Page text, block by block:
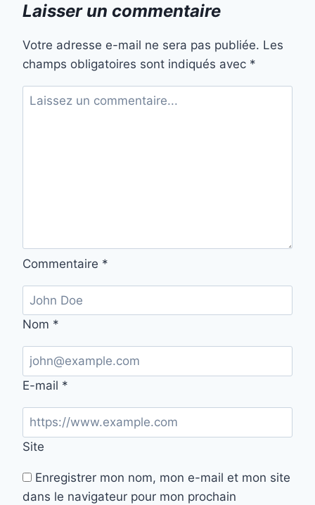
Laisser un commentaire
Votre adresse e-mail ne sera pas publiée. Les
champs obligatoires sont indiqués avec *
Commentaire *
Nom *
E-mail *
Site
Enregistrer mon nom, mon e-mail et mon site
dans le navigateur pour mon prochain